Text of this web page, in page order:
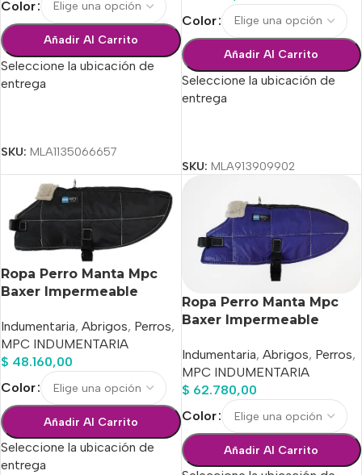
Color
Añadir Al Carrito
Seleccione la ubicación de
entrega
SKU: MLA1135066657
Color
Añadir Al Carrito
Seleccione la ubicación de
entrega
SKU: MLA913909902
Ropa Perro Manta Mpc
Baxer Impermeable
Indumentaria, Abrigos, Perros,
MPC INDUMENTARIA
$ 48.160,00
Color
Añadir Al Carrito
Seleccione la ubicación de
entrega
Ropa Perro Manta Mpc
Baxer Impermeable
Indumentaria, Abrigos, Perros,
MPC INDUMENTARIA
$ 62.780,00
Color
Añadir Al Carrito